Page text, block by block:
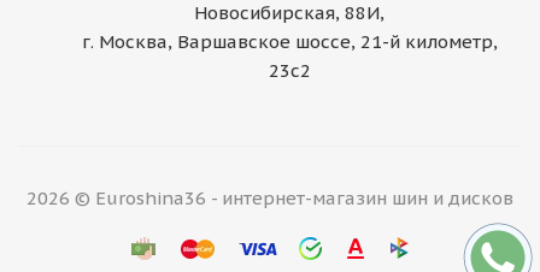
Новосибирская, 88И,
г. Москва, Варшавское шоссе, 21-й километр,
23с2
2026 © Euroshina36 - интернет-магазин шин и дисков